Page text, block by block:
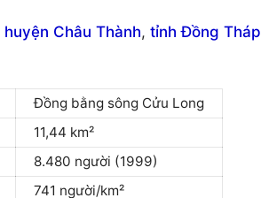
huyện Châu Thành, tỉnh Đồng Tháp
Đồng bằng sông Cửu Long
11,44 km²
8.480 người (1999)
741 người/km²